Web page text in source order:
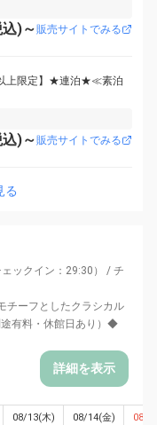
)～販売サイトでみる
上限定】★連泊★≪素泊
)～販売サイトでみる
る
ックイン：29:30） / チ
チーフとしたクラシカル
有料・休館日あり）◆
詳細を表示
08/13(木) 08/14(金) 08/